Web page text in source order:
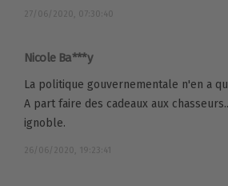
27/06/2020, 07:30:40
Nicole Ba***y
La politique gouvernementale n'en a
A part faire des cadeaux aux
ignoble.
26/06/2020, 19:23:41